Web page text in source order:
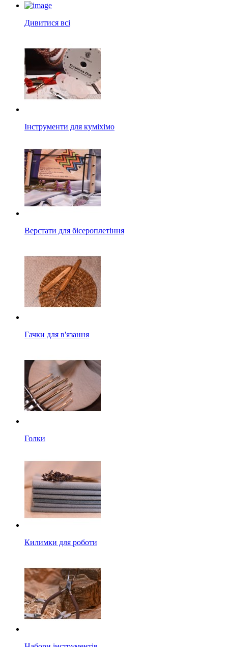
Дивитися всі
Інструменти для куміхімо
Верстати для бісероплетіння
Гачки для в'язання
Голки
Килимки для роботи